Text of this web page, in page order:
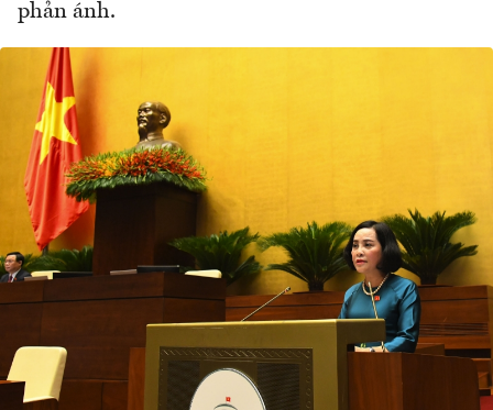
phản ánh.